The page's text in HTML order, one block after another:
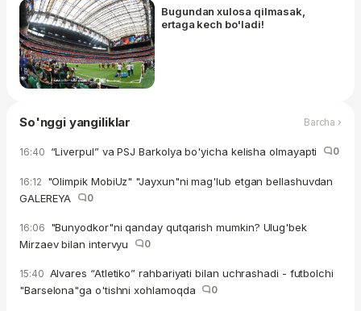
Bugundan xulosa qilmasak,
ertaga kech bo'ladi!
So'nggi yangiliklar Barcha ›
16:40 “Liverpul” va PSJ Barkolya bo'yicha kelisha olmayapti 0
16:12 "Olimpik MobiUz" "Jayxun"ni mag'lub etgan bellashuvdan
GALEREYA
0
16:06 "Bunyodkor"ni qanday qutqarish mumkin? Ulug'bek
Mirzaev bilan intervyu
0
15:40 Alvares “Atletiko” rahbariyati bilan uchrashadi - futbolchi
"Barselona"ga o'tishni xohlamoqda
0